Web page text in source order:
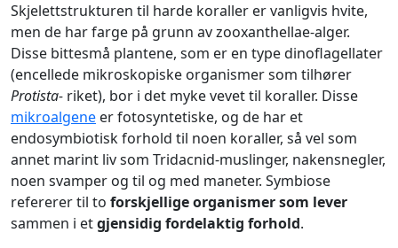
Skjelettstrukturen til harde koraller er vanligvis hvite,
men de har farge på grunn av zooxanthellae-alger.
Disse bittesmå plantene, som er en type dinoflagellater
(encellede mikroskopiske organismer som tilhører
Protista- riket), bor i det myke vevet til koraller. Disse
mikroalgene er fotosyntetiske, og de har et
endosymbiotisk forhold til noen koraller, så vel som
annet marint liv som Tridacnid-muslinger, nakensnegler,
noen svamper og til og med maneter. Symbiose
refererer til to forskjellige organismer som lever
sammen i etgjensidig fordelaktig forhold.